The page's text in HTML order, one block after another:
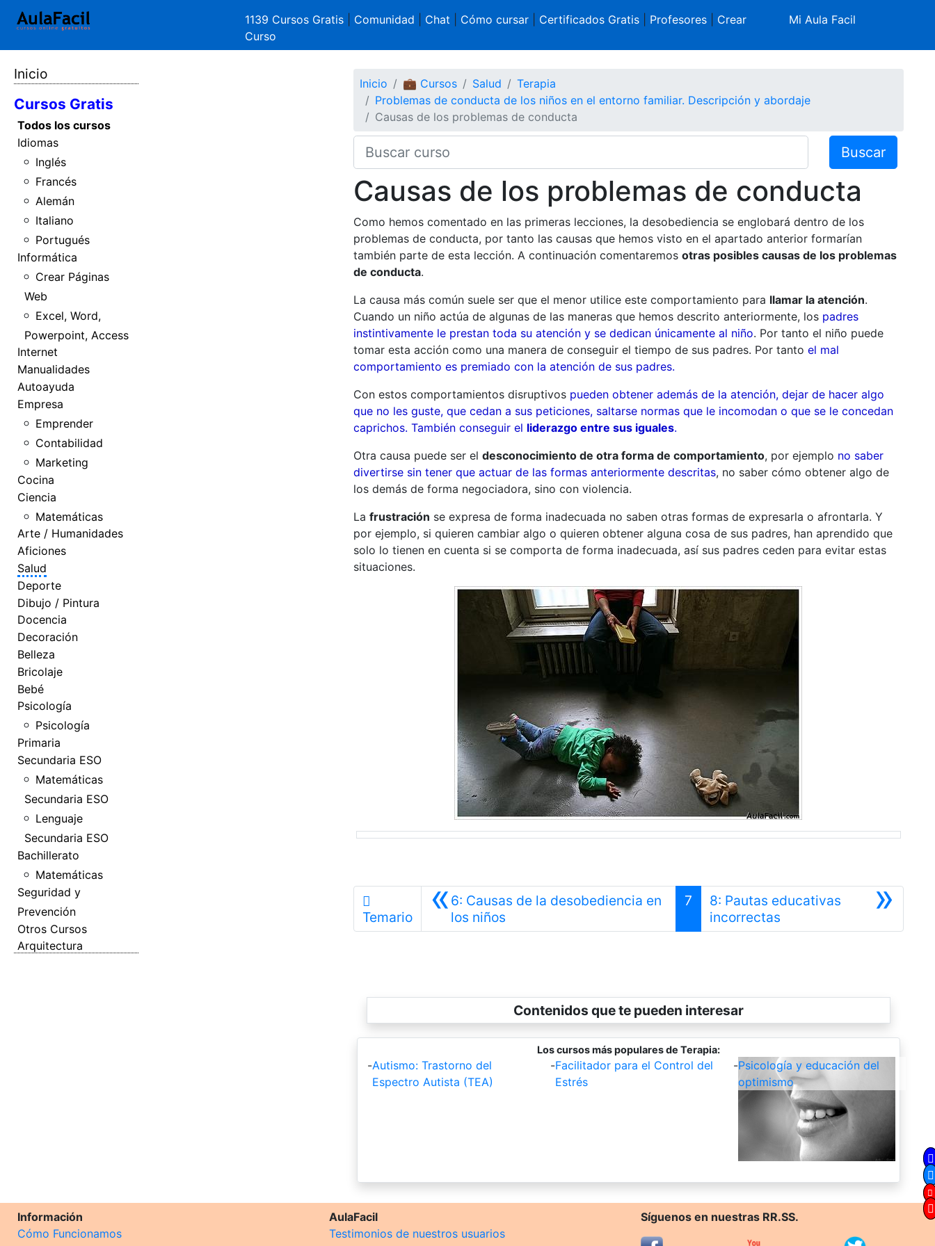
1139 Cursos Gratis Comunidad Chat Cómo cursar| Certificados Gratis| Profesores| Crear
Curso
Mi Aula Facil
Inicio
Cursos Gratis
Todos los cursos
Idiomas
Inglés
Francés
Alemán
Italiano
Portugués
Informática
Crear Páginas
Web
Excel, Word,
Powerpoint, Access
Internet
Manualidades
Autoayuda
Empresa
Emprender
Contabilidad
Marketing
Cocina
Ciencia
Matemáticas
Arte / Humanidades
Aficiones
Salud
Deporte
Dibujo / Pintura
Docencia
Decoración
Belleza
Bricolaje
Bebé
Psicología
Psicología
Primaria
Secundaria ESO
Matemáticas
Secundaria ESO
Lenguaje
Secundaria ESO
Bachillerato
Matemáticas
Seguridad y
Prevención
Otros Cursos
Arquitectura
Inicio 💼 Cursos Salud
Terapia
Problemas de conducta de los niños en el entorno familiar. Descripción y abordaje
Causas de los problemas de conducta
Buscar
Causas de los problemas de conducta
Como hemos comentado en las primeras lecciones, la desobediencia se englobará dentro de los
problemas de conducta, por tanto las causas que hemos visto en el apartado anterior formarían
también parte de esta lección. A continuación comentaremos otras posibles causas de los problemas
de conducta.
La causa más común suele ser que el menor utilice este comportamiento para llamar la atención.
Cuando un niño actúa de algunas de las maneras que hemos descrito anteriormente, los padres
instintivamente le prestan toda su atención y se dedican únicamente al niño. Por tanto el niño puede
tomar esta acción como una manera de conseguir el tiempo de sus padres. Por tanto el mal
comportamiento es premiado con la atención de sus padres.
Con estos comportamientos disruptivos pueden obtener además de la atención, dejar de hacer algo
que no les guste, que cedan a sus peticiones, saltarse normas que le incomodan o que se le concedan
caprichos. También conseguir el liderazgo entre sus iguales.
Otra causa puede ser el desconocimiento de otra forma de comportamiento, por ejemplo no saber
divertirse sin tener que actuar de las formas anteriormente descritas, no saber cómo obtener algo de
los demás de forma negociadora, sino con violencia.
La frustración se expresa de forma inadecuada no saben otras formas de expresarla o afrontarla. Y
por ejemplo, si quieren cambiar algo o quieren obtener alguna cosa de sus padres, han aprendido que
solo lo tienen en cuenta si se comporta de forma inadecuada, así sus padres ceden para evitar estas
situaciones.
Temario «6: Causas de la desobediencia en
los niñosAnterior
7 »
8: Pautas educativas
incorrectas
Contenidos que te pueden interesar
Los cursos más populares de Terapia:
-Autismo: Trastorno del
Espectro Autista (TEA)
-Facilitador para el Control del
Estrés
-Psicología y educación del
optimismo
Información
Cómo Funcionamos
AulaFacil
Testimonios de nuestros usuarios
Síguenos en nuestras RR.SS.